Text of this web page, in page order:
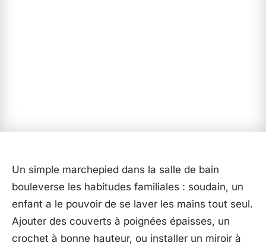
Un simple marchepied dans la salle de bain
bouleverse les habitudes familiales : soudain, un
enfant a le pouvoir de se laver les mains tout seul.
Ajouter des couverts à poignées épaisses, un
crochet à bonne hauteur, ou installer un miroir à